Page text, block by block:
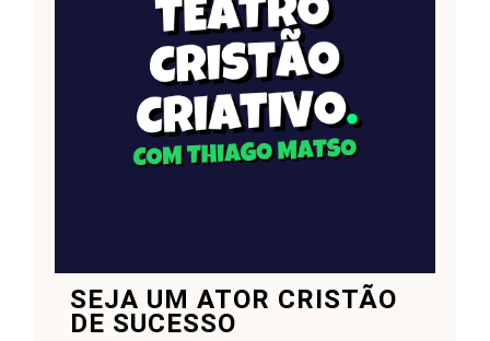
SEJA UM ATOR CRISTÃO
DE SUCESSO